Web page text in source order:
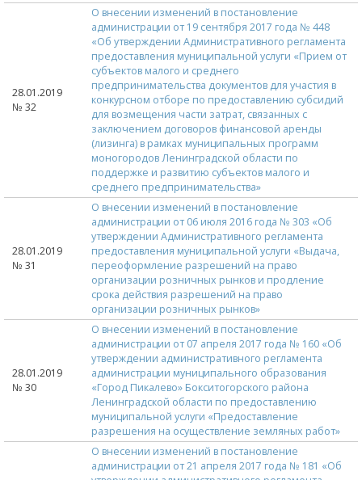
28.01.2019
№ 32
О внесении изменений в постановление
администрации от 19 сентября 2017 года № 448
«Об утверждении Административного регламента
предоставления муниципальной услуги «Прием от
субъектов малого и среднего
предпринимательства документов для участия в
конкурсном отборе по предоставлению субсидий
для возмещения части затрат, связанных с
заключением договоров финансовой аренды
(лизинга) в рамках муниципальных программ
моногородов Ленинградской области по
поддержке и развитию субъектов малого и
среднего предпринимательства»
28.01.2019
№ 31
О внесении изменений в постановление
администрации от 06 июля 2016 года № 303 «Об
утверждении Административного регламента
предоставления муниципальной услуги «Выдача,
переоформление разрешений на право
организации розничных рынков и продление
срока действия разрешений на право
организации розничных рынков»
28.01.2019
№ 30
О внесении изменений в постановление
администрации от 07 апреля 2017 года № 160 «Об
утверждении административного регламента
администрации муниципального образования
«Город Пикалево» Бокситогорского района
Ленинградской области по предоставлению
муниципальной услуги «Предоставление
разрешения на осуществление земляных работ»
О внесении изменений в постановление
администрации от 21 апреля 2017 года № 181 «Об